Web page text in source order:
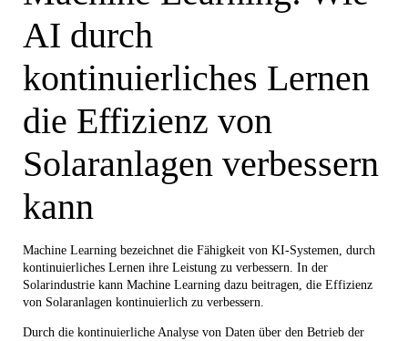
AI durch
kontinuierliches Lernen
die Effizienz von
Solaranlagen verbessern
kann
Machine Learning bezeichnet die Fähigkeit von KI-Systemen, durch
kontinuierliches Lernen ihre Leistung zu verbessern. In der
Solarindustrie kann Machine Learning dazu beitragen, die Effizienz
von Solaranlagen kontinuierlich zu verbessern.
Durch die kontinuierliche Analyse von Daten über den Betrieb der